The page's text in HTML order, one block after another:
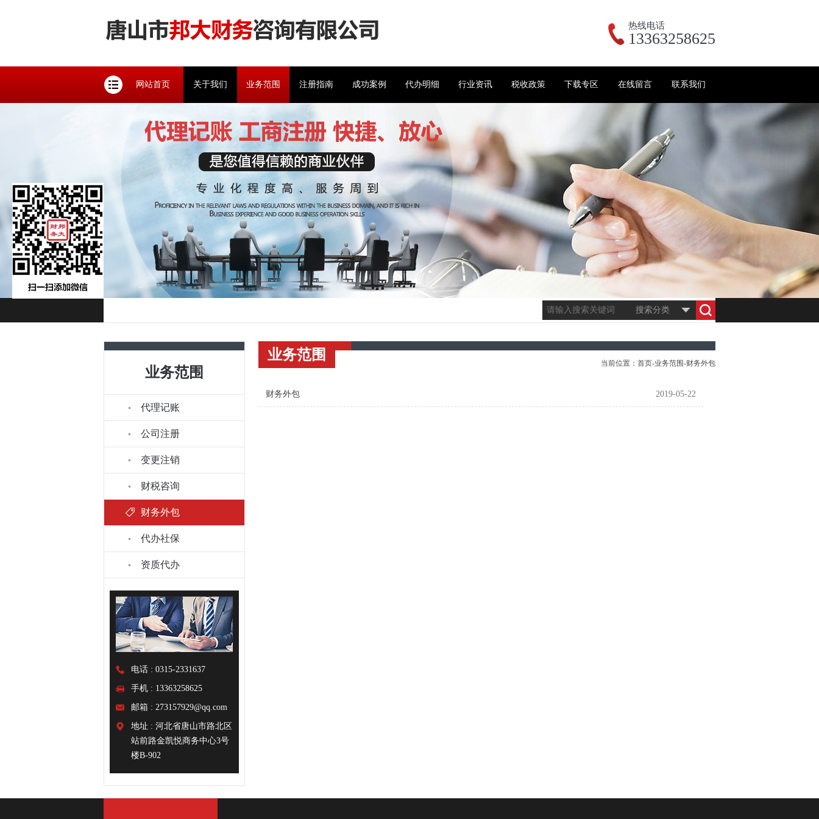
热线电话
13363258625
网站首页 关于我们 业务范围 注册指南 成功案例 代办明细 行业资讯 税收政策 下载专区 在线留言 联系我们
搜索分类
业务范围
代理记账
公司注册
变更注销
财税咨询
财务外包
代办社保
资质代办
电话 : 0315-2331637
手机 : 13363258625
邮箱 : 273157929@qq.com
地址 : 河北省唐山市路北区
站前路金凯悦商务中心3号
楼B-902
业务范围
当前位置： 首页-业务范围-财务外包
财务外包 2019-05-22